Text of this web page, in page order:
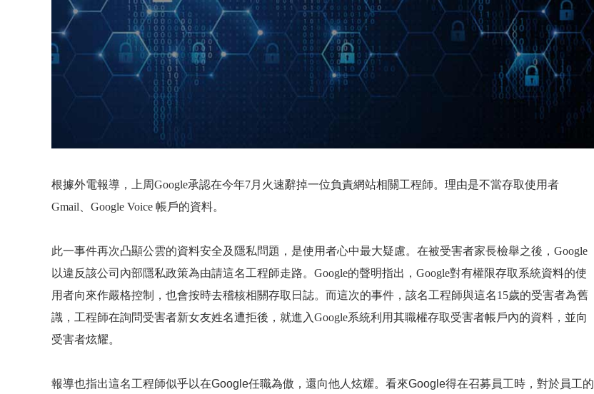
根據外電報導，上周Google承認在今年7月火速辭掉一位負責網站相關工程師。理由是不當存取使用者
Gmail
Google Voice 帳戶的資料。
此一事件再次凸顯公雲的資料安全及隱私問題，是使用者心中最大疑慮。在被受害者家長檢舉之後， Google
以違反該公司內部隱私政策為由請這名工程師走路。 Google的聲明指出， Google對有權限存取系統資料的使
用者向來作嚴格控制，也會按時去稽核相關存取日誌。而這次的事件，該名工程師與這名15歲的受害者為舊
識，工程師在詢問受害者新女友姓名遭拒後，就進入Google系統利用其職權存取受害者帳戶內的資料，並向
受害者炫耀。
報導也指出這名工程師似乎以在Google任職為傲，還向他人炫耀。看來Google得在召募員工時，對於員工的